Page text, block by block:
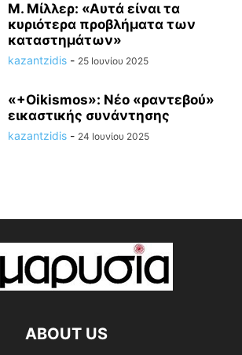
M. Mίλλερ: «Αυτά είναι τα
κυριότερα προβλήματα των
καταστημάτων»
kazantzidis - 25 Ιουνίου 2025
«+Οikismos»: Νέο «ραντεβού»
εικαστικής συνάντησης
kazantzidis - 24 Ιουνίου 2025
ABOUT US